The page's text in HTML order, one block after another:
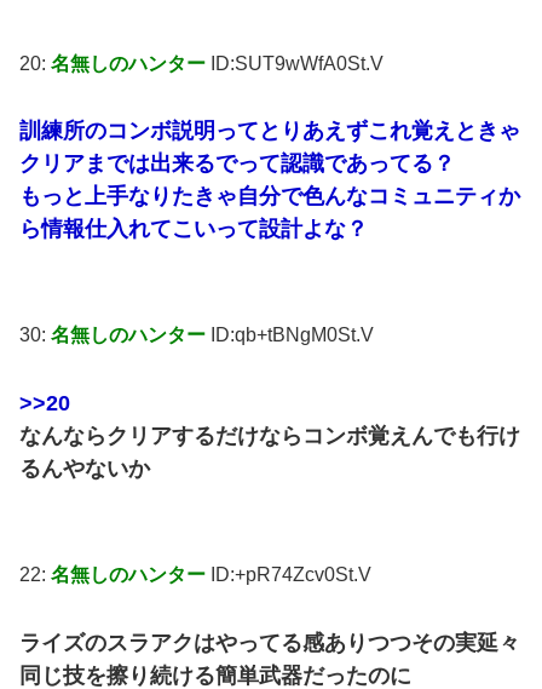
20: 名無しのハンター ID:SUT9wWfA0St.V
訓練所のコンボ説明ってとりあえずこれ覚えときゃ
クリアまでは出来るでって認識であってる？
もっと上手なりたきゃ自分で色んなコミュニティか
ら情報仕入れてこいって設計よな？
30: 名無しのハンター ID:qb+tBNgM0St.V
>>20
なんならクリアするだけならコンボ覚えんでも行け
るんやないか
22: 名無しのハンター ID:+pR74Zcv0St.V
ライズのスラアクはやってる感ありつつその実延々
同じ技を擦り続ける簡単武器だったのに